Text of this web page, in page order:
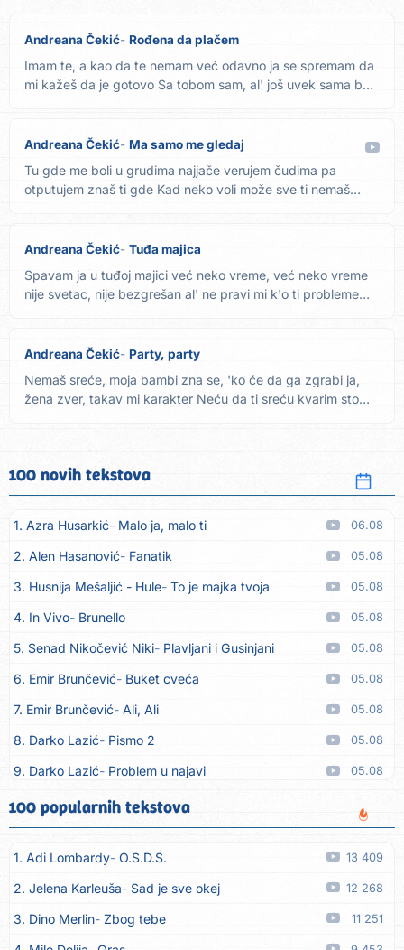
Andreana Čekić Rođena da plačem
Imam te, a kao da te nemam već odavno ja se spremam da
mi kažeš da je gotovo Sa tobom sam, al' još uvek sama baš
Andreana Čekić Ma samo me gledaj
Tu gde me boli u grudima najjače verujem čudima pa
otputujem znaš ti gde Kad neko voli može sve ti nemaš
Andreana Čekić Tuđa majica
Spavam ja u tuđoj majici već neko vreme, već neko vreme
nije svetac, nije bezgrešan al' ne pravi mi k'o ti probleme
Andreana Čekić Party, party
Nemaš sreće, moja bambi zna se, 'ko će da ga zgrabi ja,
žena zver, takav mi karakter Neću da ti sreću kvarim sto
100 novih tekstova
1. Azra Husarkić Malo ja, malo ti 06.08
2. Alen Hasanović Fanatik 05.08
3. Husnija Mešaljić - Hule To je majka tvoja 05.08
4. In Vivo Brunello 05.08
5. Senad Nikočević Niki Plavljani i Gusinjani 05.08
6. Emir Brunčević Buket cveća 05.08
7. Emir Brunčević Ali, Ali 05.08
8. Darko Lazić Pismo 2 05.08
9. Darko Lazić Problem u najavi 05.08
10. Aleksandra Đuranović Kao zver
11. Meliha Imširović Čujem mili 05.08
12. Tereza Kesovija Prvi cvijet 05.08
13. Kopito Ka´ list ol kaduje (Poput lista od kadulje) 05.08
14. Alen Polić Rožica črljena 05.08
100 popularnih tekstova
1. Adi Lombardy O.S.D.S. 13 409
2. Jelena Karleuša Sad je sve okej 12 268
3. Dino Merlin Zbog tebe 11 251